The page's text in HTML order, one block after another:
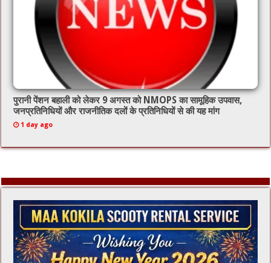
पुरानी पेंशन बहाली को लेकर 9 अगस्त को NMOPS का सामूहिक उपवास,
जनप्रतिनिधियों और राजनीतिक दलों के प्रतिनिधियों से की यह मांग
1 day ago